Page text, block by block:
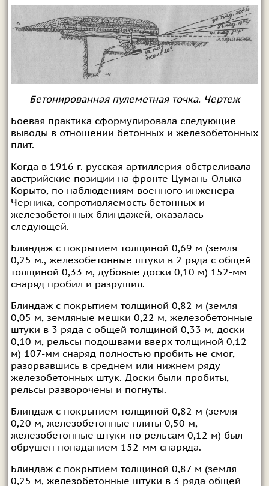
Бетонированная пулеметная точка. Чертеж
Боевая практика сформулировала следующие
выводы в отношении бетонных и железобетонных
плит.
Когда в 1916 г. русская артиллерия обстреливала
австрийские позиции на фронте Цумань-Олыка-
Корыто, по наблюдениям военного инженера
Черника, сопротивляемость бетонных и
железобетонных блиндажей, оказалась
следующей.
Блиндаж с покрытием толщиной 0,69 м (земля
0,25 м., железобетонные штуки в 2 ряда с общей
толщиной 0,33 м, дубовые доски 0,10 м) 152-мм
снаряд пробил и разрушил.
Блиндаж с покрытием толщиной 0,82 м (земля
0,05 м, земляные мешки 0,22 м, железобетонные
штуки в 3 ряда с общей толщиной 0,33 м, доски
0,10 м, рельсы подошвами вверх толщиной 0,12
м) 107-мм снаряд полностью пробить не смог,
разорвавшись в среднем или нижнем ряду
железобетонных штук. Доски были пробиты,
рельсы разворочены и погнуты.
Блиндаж с покрытием толщиной 0,82 м (земля
0,20 м, железобетонные плиты 0,50 м,
железобетонные штуки по рельсам 0,12 м) был
обрушен попаданием 152-мм снаряда.
Блиндаж с покрытием толщиной 0,87 м (земля
0,25 м, железобетонные штуки в 3 ряда общей